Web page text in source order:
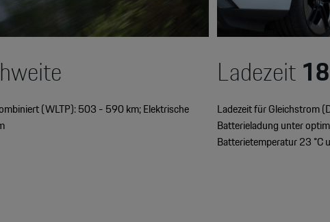
(WLTP): 503 - 590 km; Elektrische
Ladezeit
Ladezeit für Gleichstrom
Batterieladung unter
Batterietemperatur 23 °C